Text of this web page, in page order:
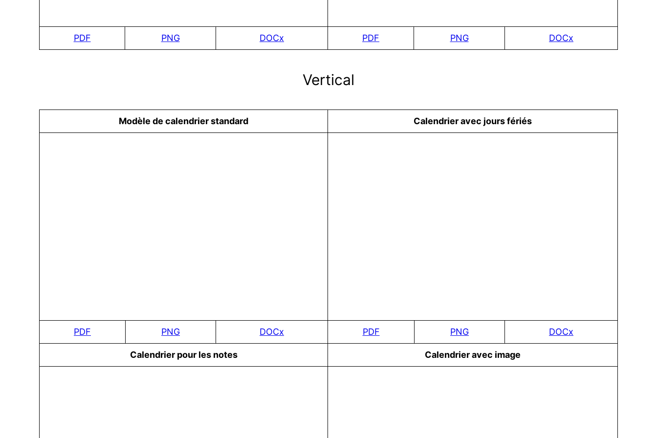
PDF PNG DOCx PDF PNG DOCx
Vertical
Modèle de calendrier standard Сalendrier avec jours fériés
PDF PNG DOCx PDF PNG DOCx
Сalendrier pour les notes Calendrier avec image